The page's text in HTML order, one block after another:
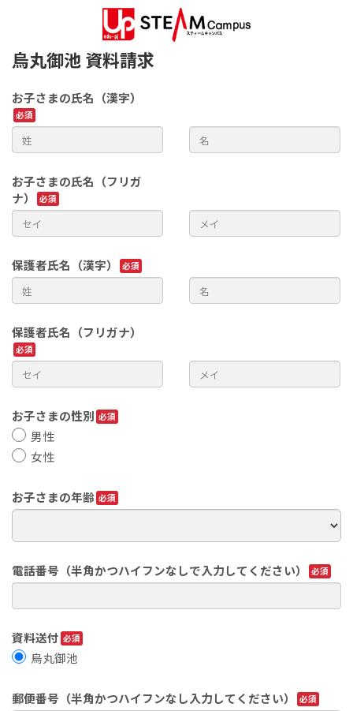
烏丸御池 資料請求
お子さまの氏名（漢字）
お子さまの氏名（フリガ
ナ）
保護者氏名（漢字）
保護者氏名（フリガナ）
お子さまの性別
男性
女性
お子さまの年齢
電話番号（半角かつハイフンなしで入力してください）
資料送付
烏丸御池
郵便番号（半角かつハイフンなし入力してください）